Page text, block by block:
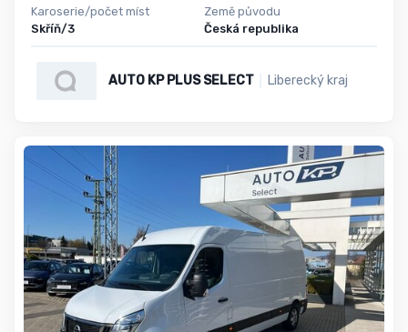
Karoserie/počet míst
Skříň/3
Země původu
Česká republika
AUTO KP PLUS SELECT Liberecký kraj